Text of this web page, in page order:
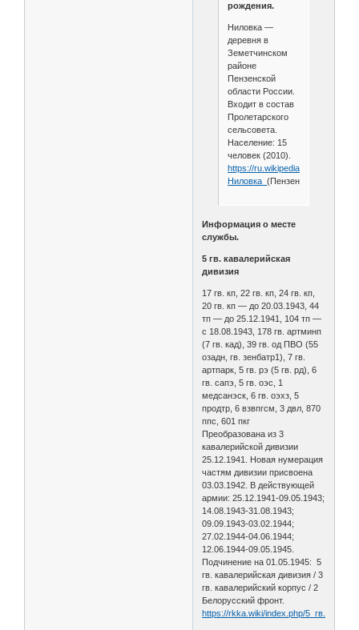
рождения.
Ниловка —
деревня в
Земетчинском
районе
Пензенской
области России.
Входит в состав
Пролетарского
сельсовета.
Население: 15
человек (2010).
https://ru.wikipedia.org/wiki/
Ниловка_ (Пензенская_область)
Информация о месте
службы.
5 гв. кавалерийская
дивизия
17 гв. кп, 22 гв. кп, 24 гв. кп,
20 гв. кп — до 20.03.1943, 44
тп — до 25.12.1941, 104 тп —
с 18.08.1943, 178 гв. артминп
(7 гв. кад), 39 гв. од ПВО (55
озадн, гв. зенбатр1), 7 гв.
артпарк, 5 гв. рэ (5 гв. рд), 6
гв. сапэ, 5 гв. оэс, 1
медсанэск, 6 гв. оэхз, 5
продтр, 6 взвпгсм, 3 двл, 870
ппс, 601 пкг
Преобразована из 3
кавалерийской дивизии
25.12.1941. Новая нумерация
частям дивизии присвоена
03.03.1942. В действующей
армии: 25.12.1941-09.05.1943;
14.08.1943-31.08.1943;
09.09.1943-03.02.1944;
27.02.1944-04.06.1944;
12.06.1944-09.05.1945.
Подчинение на 01.05.1945: 5
гв. кавалерийская дивизия / 3
гв. кавалерийский корпус / 2
Белорусский фронт.
https://rkka.wiki/index.php/